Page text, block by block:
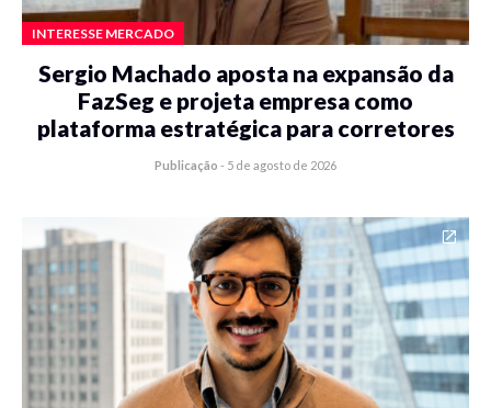
INTERESSE MERCADO
Sergio Machado aposta na expansão da
FazSeg e projeta empresa como
plataforma estratégica para corretores
Publicação - 5 de agosto de 2026